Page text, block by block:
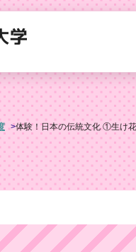
体験！日本の伝統文化 ①生け花